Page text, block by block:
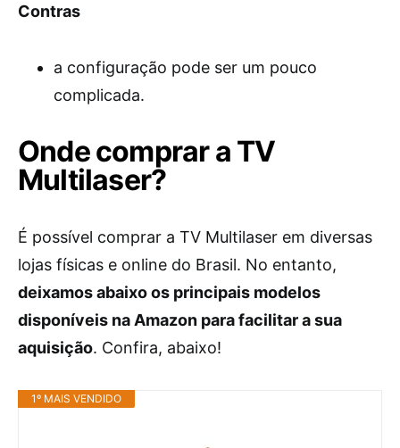
Contras
a configuração pode ser um pouco
complicada.
Onde comprar a TV
Multilaser?
É possível comprar a TV Multilaser em diversas
lojas físicas e online do Brasil. No entanto,
deixamos abaixo os principais modelos
disponíveis na Amazon para facilitar a sua
aquisição. Confira, abaixo!
1º MAIS VENDIDO